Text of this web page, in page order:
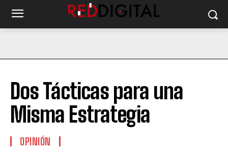
Dos Tácticas para una
Misma Estrategia
OPINIÓN